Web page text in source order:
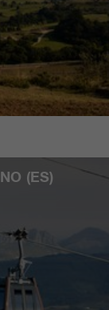
(ES)